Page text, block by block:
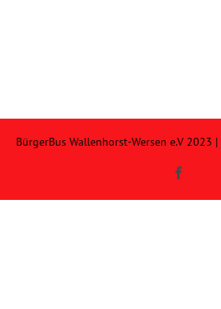
BürgerBus Wallenhorst-Wersen e.V 2023 |